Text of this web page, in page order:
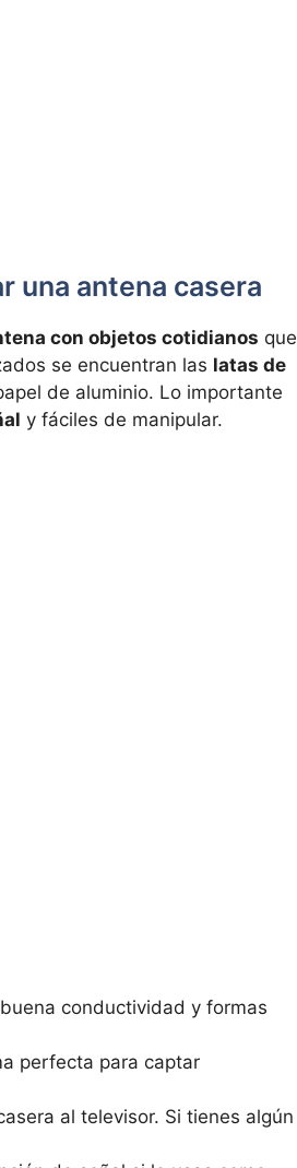
una antena casera
con objetos cotidianos que
se encuentran las latas de
de aluminio. Lo importante
y fáciles de manipular.
conductividad y formas
perfecta para captar
al televisor. Si tienes algún